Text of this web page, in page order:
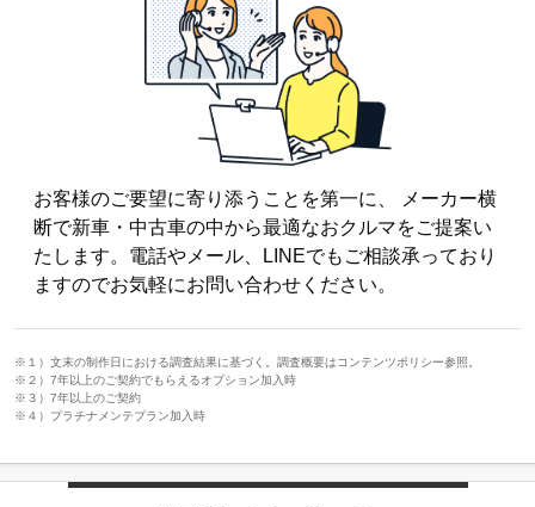
お客様のご要望に寄り添うことを第一に、 メーカー横
断で新車・中古車の中から最適なおクルマをご提案い
たします。電話やメール、LINEでもご相談承っており
ますのでお気軽にお問い合わせください。
※１）文末の制作日における調査結果に基づく。調査概要はコンテンツポリシー参照。
※２）7年以上のご契約でもらえるオプション加入時
※３）7年以上のご契約
※４）プラチナメンテプラン加入時